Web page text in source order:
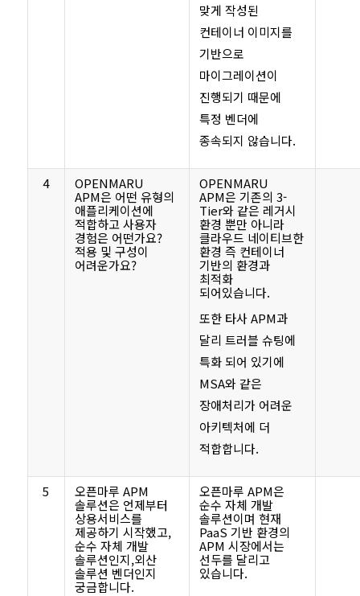
맞게 작성된
컨테이너 이미지를
기반으로
마이그레이션이
진행되기 때문에
특정 벤더에
종속되지 않습니다.
4
OPENMARU
APM은 어떤 유형의
애플리케이션에
적합하고 사용자
경험은 어떤가요?
적용 및 구성이
어려운가요?
OPENMARU
APM은 기존의 3-
Tier와 같은 레거시
환경 뿐만 아니라
클라우드 네이티브한
환경 즉 컨테이너
기반의 환경과
최적화
되어있습니다.
또한 타사 APM과
달리 트러블 슈팅에
특화 되어 있기에
MSA와 같은
장애처리가 어려운
아키텍처에 더
적합합니다.
5
오픈마루 APM
솔루션은 언제부터
상용서비스를
제공하기 시작했고,
순수 자체 개발
솔루션인지,외산
솔루션 벤더인지
궁금합니다.
오픈마루 APM은
순수 자체 개발
솔루션이며 현재
PaaS 기반 환경의
APM 시장에서는
선두를 달리고
있습니다.